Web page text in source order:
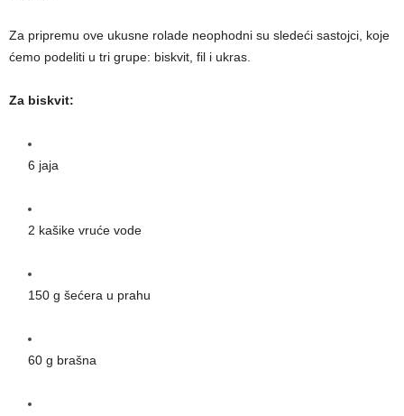
Za pripremu ove ukusne rolade neophodni su sledeći sastojci, koje
ćemo podeliti u tri grupe: biskvit, fil i ukras.
Za biskvit:
6 jaja
2 kašike vruće vode
150 g šećera u prahu
60 g brašna